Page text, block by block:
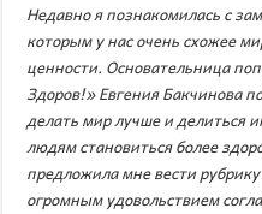
Недавно я познакомилась с
которым у нас очень схожее
ценности. Основательница
Здоров!» Евгения Бакчинова
делать мир лучше и делиться
людям становиться более
предложила мне вести
огромным удовольствием